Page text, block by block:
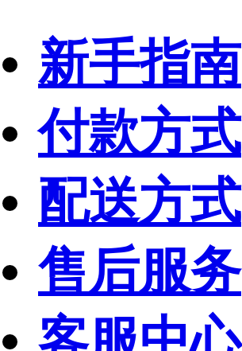
新手指南
付款方式
配送方式
售后服务